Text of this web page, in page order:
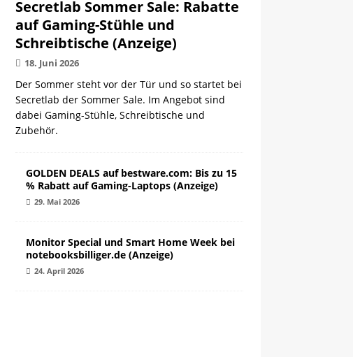
Secretlab Sommer Sale: Rabatte
auf Gaming-Stühle und
Schreibtische (Anzeige)
18. Juni 2026
Der Sommer steht vor der Tür und so startet bei
Secretlab der Sommer Sale. Im Angebot sind
dabei Gaming-Stühle, Schreibtische und
Zubehör.
GOLDEN DEALS auf bestware.com: Bis zu 15
% Rabatt auf Gaming-Laptops (Anzeige)
29. Mai 2026
Monitor Special und Smart Home Week bei
notebooksbilliger.de (Anzeige)
24. April 2026